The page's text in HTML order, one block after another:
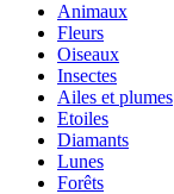
Animaux
Fleurs
Oiseaux
Insectes
Ailes et plumes
Etoiles
Diamants
Lunes
Forêts